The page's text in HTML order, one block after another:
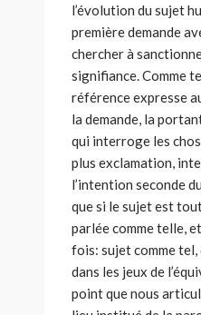
l’évolution du sujet
première demande
chercher à
signifiance. Comme
référence expresse
la demande, la
qui interroge les
plus exclamation,
l’intention seconde
que si le sujet est
parlée comme telle,
fois: sujet comme tel,
dans les jeux de
point que nous